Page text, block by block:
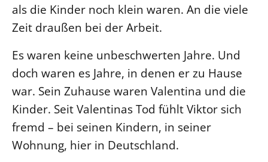
als die Kinder noch klein waren. An die viele
Zeit draußen bei der Arbeit.
Es waren keine unbeschwerten Jahre. Und
doch waren es Jahre, in denen er zu Hause
war. Sein Zuhause waren Valentina und die
Kinder. Seit Valentinas Tod fühlt Viktor sich
fremd – bei seinen Kindern, in seiner
Wohnung, hier in Deutschland.
Finanzplanung
Fundraising
Corporate Design
Interventionsplan
Jahresgespräche
Kantine Speiseplan
Kirchliches Amtsblatt